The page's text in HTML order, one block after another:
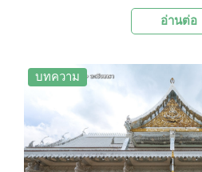
ของจีน ภายในวัดโดดเด่นด้วย
เทวรูปเจ้าแม่กวนอิม องค์พระ
เทพเจ้าจีน และพระพุทธรูปต่า
แวะสักการะตามความเชื่อเพื่
นอกจากนี้ที่นี่ยังเป็นจุดชมทัศ
ประกงที่มีความสวยงามอีกแห่
อ่านต่อ
บทความ